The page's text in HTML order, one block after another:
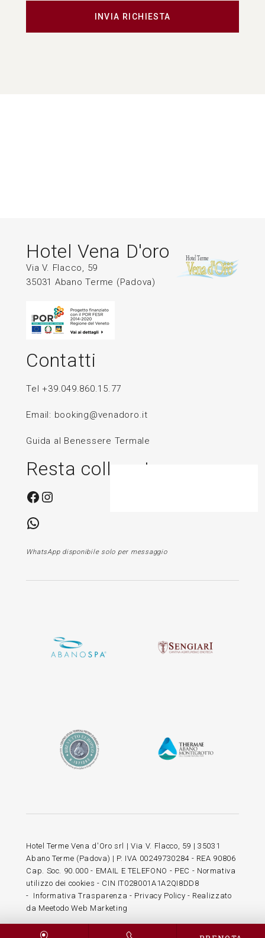
Hotel Vena D'oro
Via V. Flacco, 59
35031 Abano Terme (Padova)
Contatti
Tel +39.049.860.15.77
Email: booking@venadoro.it
Guida al Benessere Termale
Resta collegato
Facebook
Instagram
WhatsApp
WhatsApp disponibile solo per messaggio
Hotel Terme Vena d'Oro srl | Via V. Flacco, 59 | 35031
Abano Terme (Padova) | P. IVA 00249730284 - REA 90806
Cap. Soc. 90.000 - EMAIL E TELEFONO - PEC - Normativa
utilizzo dei cookies - CIN IT028001A1A2QI8DD8
- Informativa Trasparenza - Privacy Policy - Realizzato
da Meetodo Web Marketing